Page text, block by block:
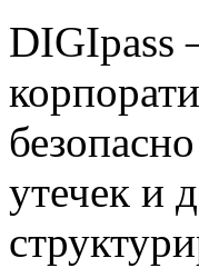
DIGIpass
утечек и